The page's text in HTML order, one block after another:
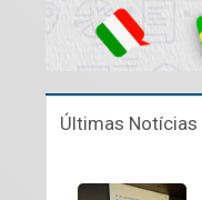
Últimas Notícias